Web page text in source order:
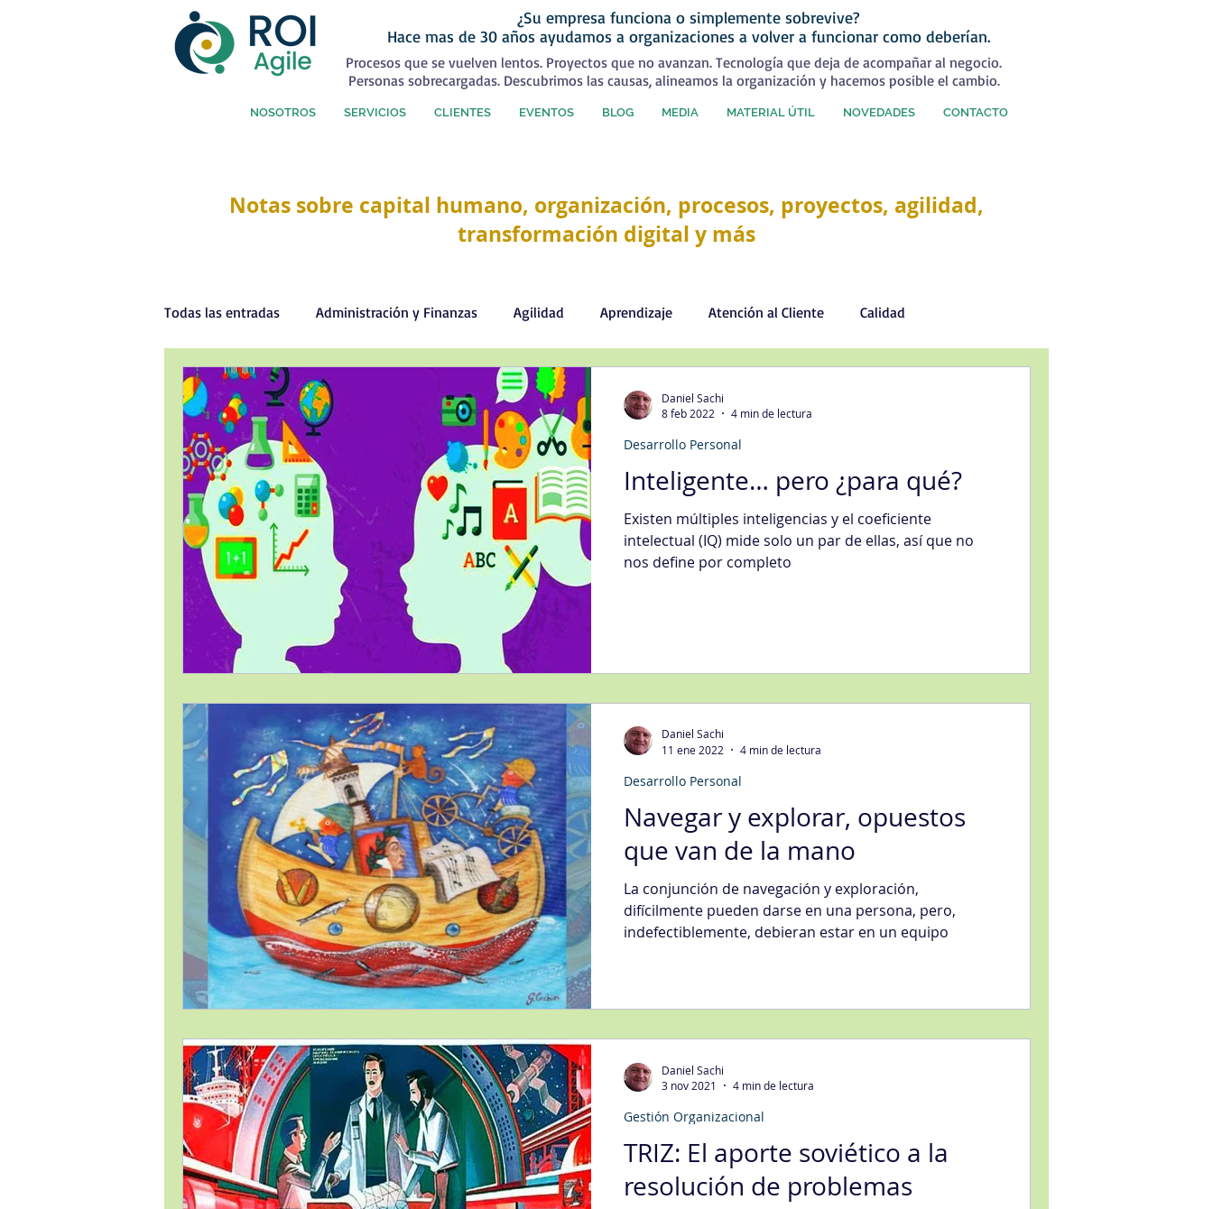
¿Su empresa funciona o simplemente sobrevive?
Hace mas de 30 años ayudamos a organizaciones a volver a funcionar como deberían.
Procesos que se vuelven lentos. Proyectos que no avanzan. Tecnología que deja de acompañar al negocio.
Personas sobrecargadas. Descubrimos las causas, alineamos la organización y hacemos posible el cambio.
NOSOTROS SERVICIOS CLIENTES EVENTOS BLOG MEDIA MATERIAL ÚTIL NOVEDADES CONTACTO
Notas sobre capital humano, organización, procesos, proyectos, agilidad,
transformación digital y más
Todas las entradas Administración y Finanzas Agilidad Aprendizaje Atención al Cliente Calidad
Capital Humano Comunicación
Estrategia Comercial Estrategias Tecnología Informática
Gestión de Proyectos / Project Mgmt Gestión de Quejas Gestión Organizacional Inteligencia artificial
Liderazgo Logística Mejora Continua Metodologías
Temas Generales Transformación Digital Ventas Compras
Inteligente… pero ¿para qué?
Existen múltiples inteligencias y el coeficiente
intelectual (IQ) mide solo un par de ellas, así que no
nos define por completo
Desarrollo Personal
Daniel Sachi
8 feb 2022
4 min de lectura
Navegar y explorar, opuestos
que van de la mano
La conjunción de navegación y exploración,
difícilmente pueden darse en una persona, pero,
indefectiblemente, debieran estar en un equipo
Desarrollo Personal
Daniel Sachi
11 ene 2022
4 min de lectura
TRIZ: El aporte soviético a la
resolución de problemas
Gestión Organizacional
Daniel Sachi
3 nov 2021
4 min de lectura